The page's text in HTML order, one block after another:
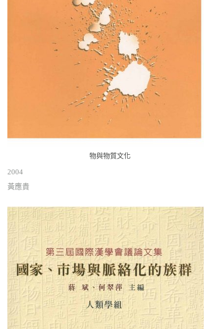
物與物質文化
2004
黃應貴